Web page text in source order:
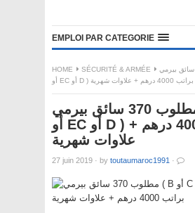
EMPLOI PAR CATEGORIE
HOME SÉCURITÉ & ARMÉE
مطلوب 370 سائق بيرمي ( B أو C
أو EC أو D ) براتب 4000 درهم + علاوات شهرية
مطلوب 370 سائق بيرمي ( B أو C
أو EC أو D ) براتب 4000 درهم +
علاوات شهرية
27 juin 2019 · by toutaumaroc1991 ·